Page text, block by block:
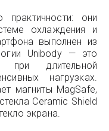
они
охлаждения и
выполнен из
Unibody — это
при длительной
нагрузках.
магниты MagSafe,
Ceramic Shield
экрана.